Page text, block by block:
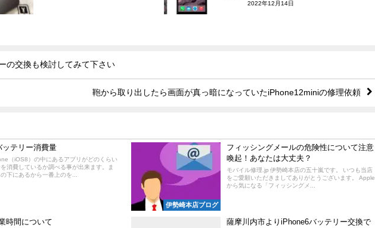
2022年12月14日
の交換も検討してみて下さい
鞄から取り出したら画面が真っ暗になっていたiPhone12miniの修理依頼
ッテリー消費量
（iOS8）の中にあるアプリがどのくらい
消費しているか調べる事が出来ます。ま
下にあるから一番上のを...
伊勢崎本店ブログ
フィッシングメールの危険性について注意
喚起！あなたは大丈夫？
モバイル修理.jp 伊勢崎本店の五十嵐です。 いつも当店
をご愛願いただきましてありがとうございます。 Apple
から気になる「フィッシングメ...
時間について
薩摩川内市よりiPhone6バッテリー交換で